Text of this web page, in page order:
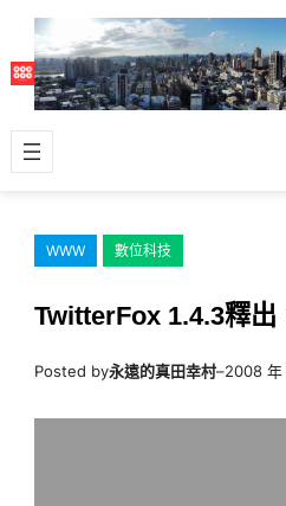
主
容
WWW 數位科技
TwitterFox 1.4.3釋
Posted by永遠的真田幸村–2008 年